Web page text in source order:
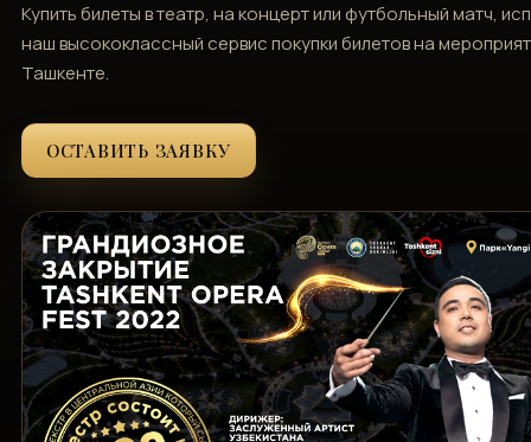
Купить билеты в театр, на концерт или футбольный матч,
наш высококлассный сервис покупки билетов на
Ташкенте.
ОСТАВИТЬ ЗАЯВКУ